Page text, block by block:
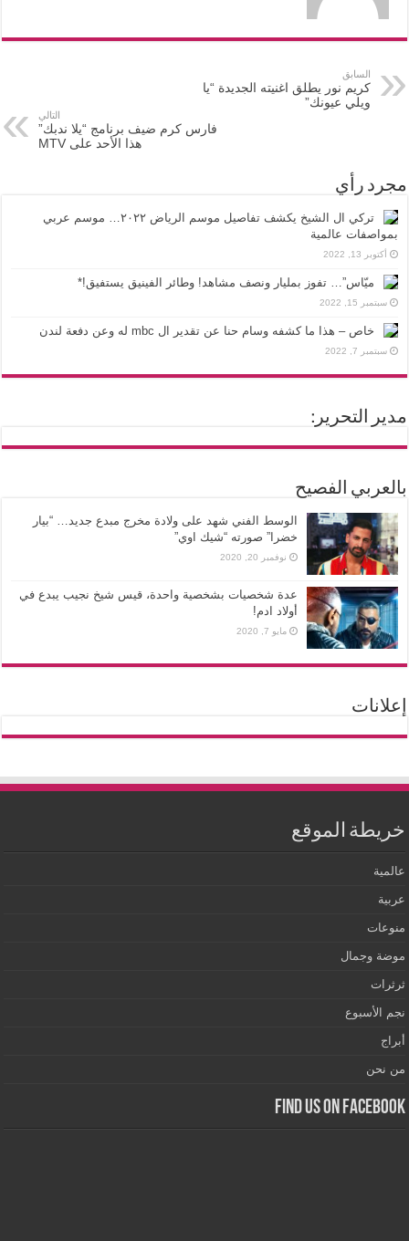
السابق
كريم نور يطلق اغنيته الجديدة “يا
ويلي عيونك”
التالي
فارس كرم ضيف برنامج “يلا ندبك”
هذا الأحد على MTV
مجرد رأي
تركي ال الشيخ يكشف تفاصيل موسم الرياض ٢٠٢٢… موسم عربي
بمواصفات عالمية
أكتوبر 13, 2022
ميّاس”… تفوز بمليار ونصف مشاهد! وطائر الفينيق يستفيق!*
سبتمبر 15, 2022
خاص – هذا ما كشفه وسام حنا عن تقدير ال mbc له وعن دفعة لندن
سبتمبر 7, 2022
مدير التحرير:
بالعربي الفصيح
الوسط الفني شهد على ولادة مخرج مبدع جديد… “بيار
خضرا” صورته “شيك اوي”
نوفمبر 20, 2020
عدة شخصيات بشخصية واحدة، قيس شيخ نجيب يبدع في
أولاد ادم!
مايو 7, 2020
إعلانات
خريطة الموقع
عالمية
عربية
منوعات
موضة وجمال
ثرثرات
نجم الأسبوع
أبراج
من نحن
Find us on Facebook